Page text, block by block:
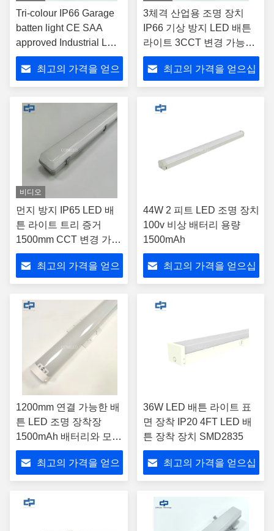
Tri-colour IP66 Garage
batten light CE SAA
approved Industrial LED
Lighting fixture 1500mm
Weatherproof LED
Batten Light 5FT 3CCT
Changeable vapor tight
light fitting
최고의 가격을 얻으
3체격 산업용 조명 장치
IP66 기상 방지 LED 배튼
라이트 3CCT 변경 가능한
증기 라이트 삼색 1500mm
방수 LED 배튼 CE SAA C-
Tick UKCA가 승인 한 산업
최고의 가격을 얻으십
비디오
먼지 방지 IP65 LED 배
튼 라이트 트리 증거
1500mm CCT 변경 가능
한 솔루션
최고의 가격을 얻으
44W 2 피트 LED 조명 장치
100v 비상 배터리 용량
1500mAh
최고의 가격을 얻으십
1200mm 연결 가능한 배
튼 LED 조명 장착장
1500mAh 배터리와 모션
센서
최고의 가격을 얻으
36W LED 배튼 라이트 표
면 장착 IP20 4FT LED 배
튼 장착 장치 SMD2835
최고의 가격을 얻으십